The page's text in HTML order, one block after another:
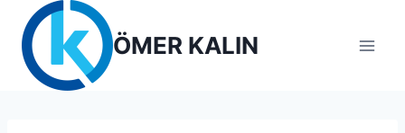
content
ÖMER KALIN